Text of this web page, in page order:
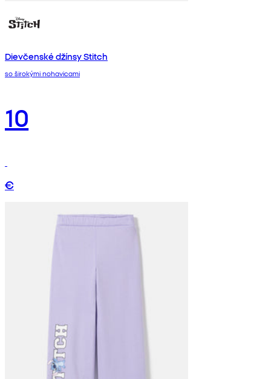
Dievčenské džínsy Stitch
so širokými nohavicami
10
€